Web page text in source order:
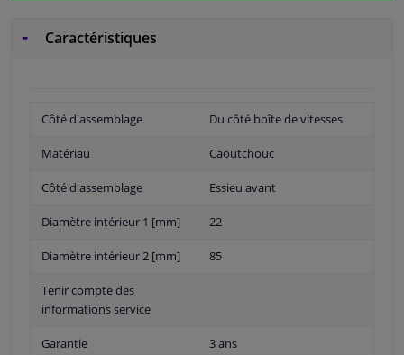
Caractéristiques
Côté d'assemblage Du côté boîte de vitesses
Matériau Caoutchouc
Côté d'assemblage Essieu avant
Diamètre intérieur 1 [mm] 22
Diamètre intérieur 2 [mm] 85
Tenir compte des
informations service
Garantie 3 ans